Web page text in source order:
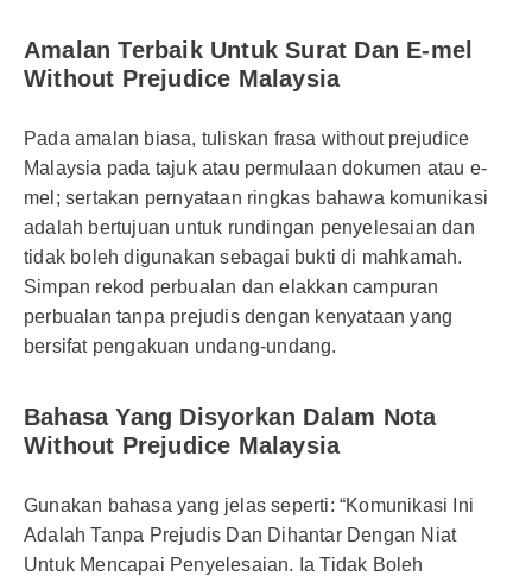
Amalan Terbaik Untuk Surat Dan E-mel
Without Prejudice Malaysia
Pada amalan biasa, tuliskan frasa without prejudice
Malaysia pada tajuk atau permulaan dokumen atau e-
mel; sertakan pernyataan ringkas bahawa komunikasi
adalah bertujuan untuk rundingan penyelesaian dan
tidak boleh digunakan sebagai bukti di mahkamah.
Simpan rekod perbualan dan elakkan campuran
perbualan tanpa prejudis dengan kenyataan yang
bersifat pengakuan undang-undang.
Bahasa Yang Disyorkan Dalam Nota
Without Prejudice Malaysia
Gunakan bahasa yang jelas seperti: “Komunikasi Ini
Adalah Tanpa Prejudis Dan Dihantar Dengan Niat
Untuk Mencapai Penyelesaian. Ia Tidak Boleh